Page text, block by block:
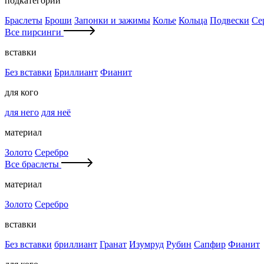
Браслеты Броши Запонки и зажимы Колье Кольца Подвески
Все пирсинги
вставки
Без вставки Бриллиант Фианит
для кого
для него для неё
материал
Золото Серебро
Все браслеты
материал
Золото Серебро
вставки
Без вставки бриллиант Гранат Изумруд Рубин Сапфир Фианит